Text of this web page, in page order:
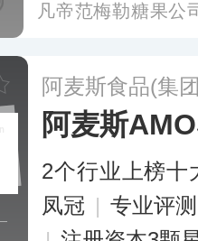
凡帝范梅勒糖果公
产品。更多
阿麦斯食品(集
阿麦斯
2个行业上榜十
凤冠 | 专业评